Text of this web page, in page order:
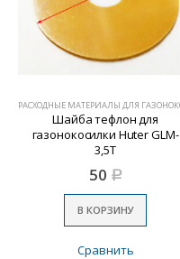
Шайба тефлон для
газонокосилки Huter GLM-
3,5Т
50 Р
В КОРЗИНУ
Сравнить